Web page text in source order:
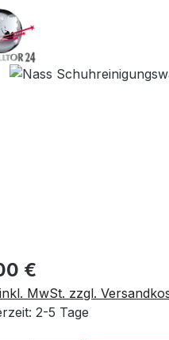
überspringen
Preis:
€
MwSt. zzgl.
2-5 Tage